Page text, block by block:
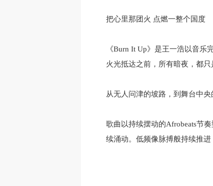
把心里那团火 点燃一整个国度
《Burn It Up》是王一浩以音
火光抵达之前，所有暗夜，都只
从无人问津的坡路，到舞台中
歌曲以持续摆动的Afrobeats节
续涌动。低频像脉搏般持续推